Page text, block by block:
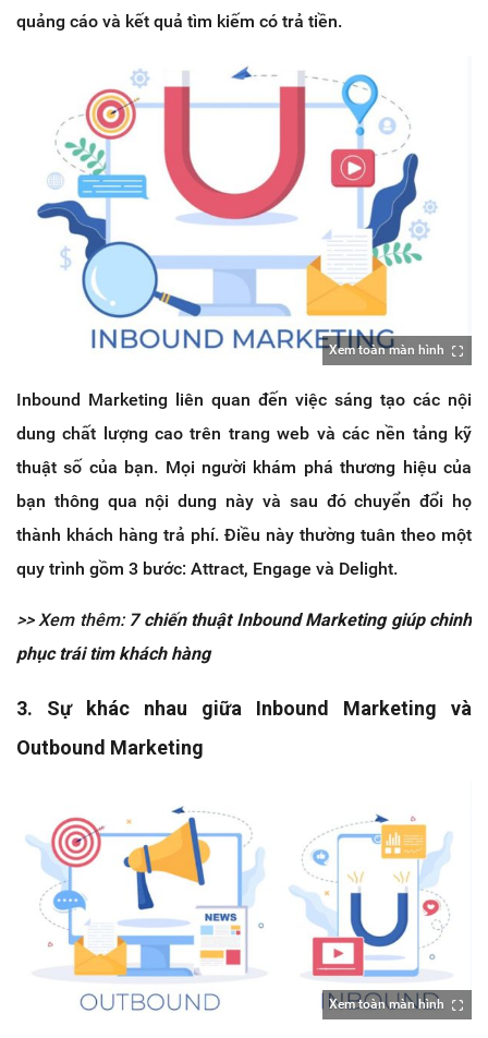
quảng cáo và kết quả tìm kiếm có trả tiền.
Xem toàn màn hình
Inbound Marketing liên quan đến việc sáng tạo các nội
dung chất lượng cao trên trang web và các nền tảng kỹ
thuật số của bạn. Mọi người khám phá thương hiệu của
bạn thông qua nội dung này và sau đó chuyển đổi họ
thành khách hàng trả phí. Điều này thường tuân theo một
quy trình gồm 3 bước: Attract, Engage và Delight.
>> Xem thêm: 7 chiến thuật Inbound Marketing giúp chinh
phục trái tim khách hàng
3. Sự khác nhau giữa Inbound Marketing và
Outbound Marketing
Xem toàn màn hình